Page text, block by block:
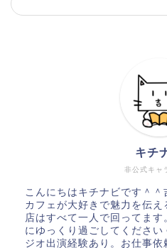
非公式キャ
キチ
こんにちはキチナビです＾
カフェが大好きで魅力を伝
店はすべて一人で回ってま
にゆっくり過ごしてくださ
ジオ出演経験あり。お仕事